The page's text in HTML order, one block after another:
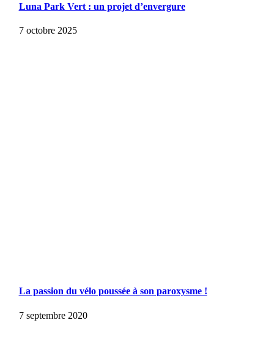
Luna Park Vert : un projet d’envergure
7 octobre 2025
La passion du vélo poussée à son paroxysme !
7 septembre 2020